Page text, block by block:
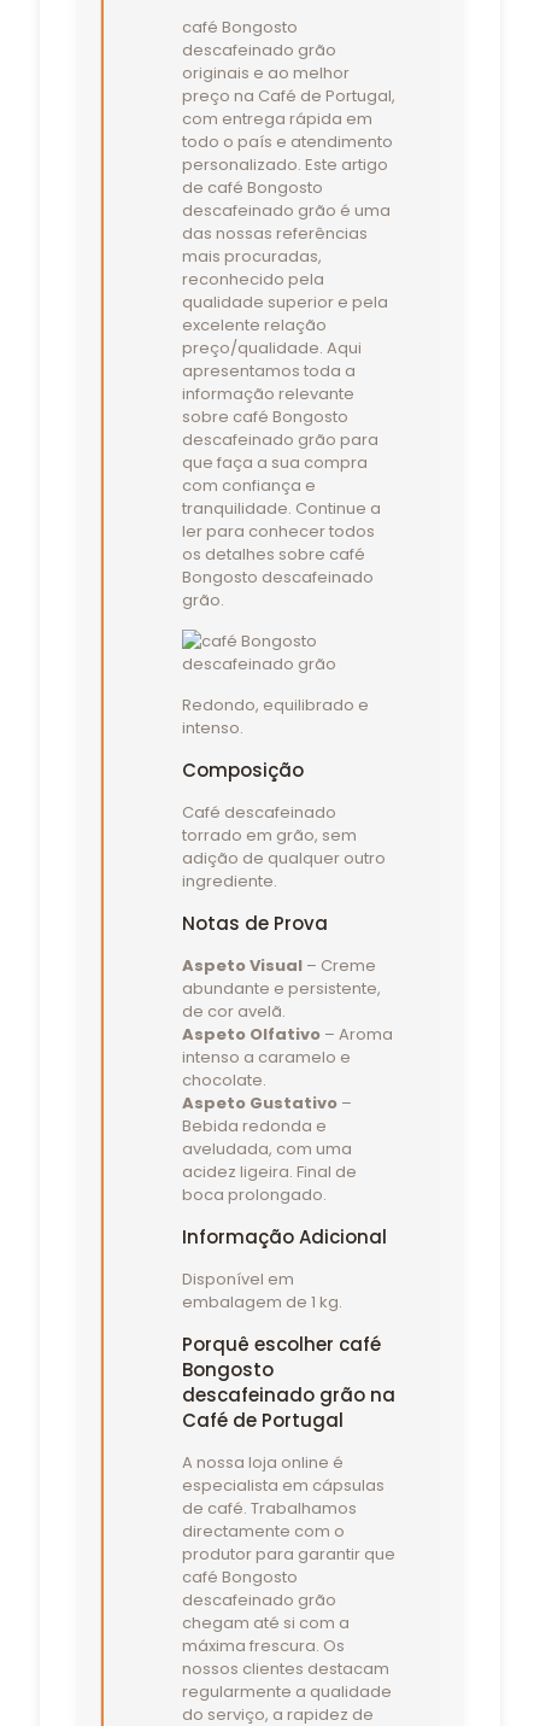
café Bongosto
descafeinado grão
originais e ao melhor
preço na Café de Portugal,
com entrega rápida em
todo o país e atendimento
personalizado. Este artigo
de café Bongosto
descafeinado grão é uma
das nossas referências
mais procuradas,
reconhecido pela
qualidade superior e pela
excelente relação
preço/qualidade. Aqui
apresentamos toda a
informação relevante
sobre café Bongosto
descafeinado grão para
que faça a sua compra
com confiança e
tranquilidade. Continue a
ler para conhecer todos
os detalhes sobre café
Bongosto descafeinado
grão.
Redondo, equilibrado e
intenso.
Composição
Café descafeinado
torrado em grão, sem
adição de qualquer outro
ingrediente.
Notas de Prova
Aspeto Visual– Creme
abundante e persistente,
de cor avelã.
Aspeto Olfativo– Aroma
intenso a caramelo e
chocolate.
Aspeto Gustativo–
Bebida redonda e
aveludada, com uma
acidez ligeira. Final de
boca prolongado.
Informação Adicional
Disponível em
embalagem de 1 kg.
Porquê escolher café
Bongosto
descafeinado grão na
Café de Portugal
A nossa loja online é
especialista em cápsulas
de café. Trabalhamos
directamente com o
produtor para garantir que
café Bongosto
descafeinado grão
chegam até si com a
máxima frescura. Os
nossos clientes destacam
regularmente a qualidade
do serviço, a rapidez de